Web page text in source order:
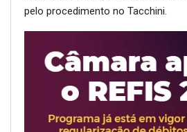
pelo procedimento no Tacchini.